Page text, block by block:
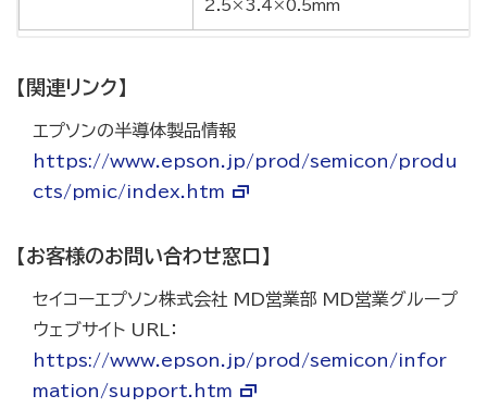
2.5×3.4×0.5mm
【関連リンク】
エプソンの半導体製品情報
https://www.epson.jp/prod/semicon/produ
cts/pmic/index.htm
【お客様のお問い合わせ窓口】
セイコーエプソン株式会社 MD営業部 MD営業グループ
ウェブサイト URL：
https://www.epson.jp/prod/semicon/infor
mation/support.htm